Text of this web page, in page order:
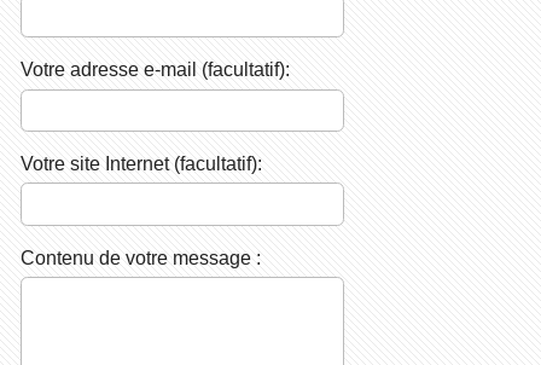
Votre adresse e-mail (facultatif):
Votre site Internet (facultatif):
Contenu de votre message :